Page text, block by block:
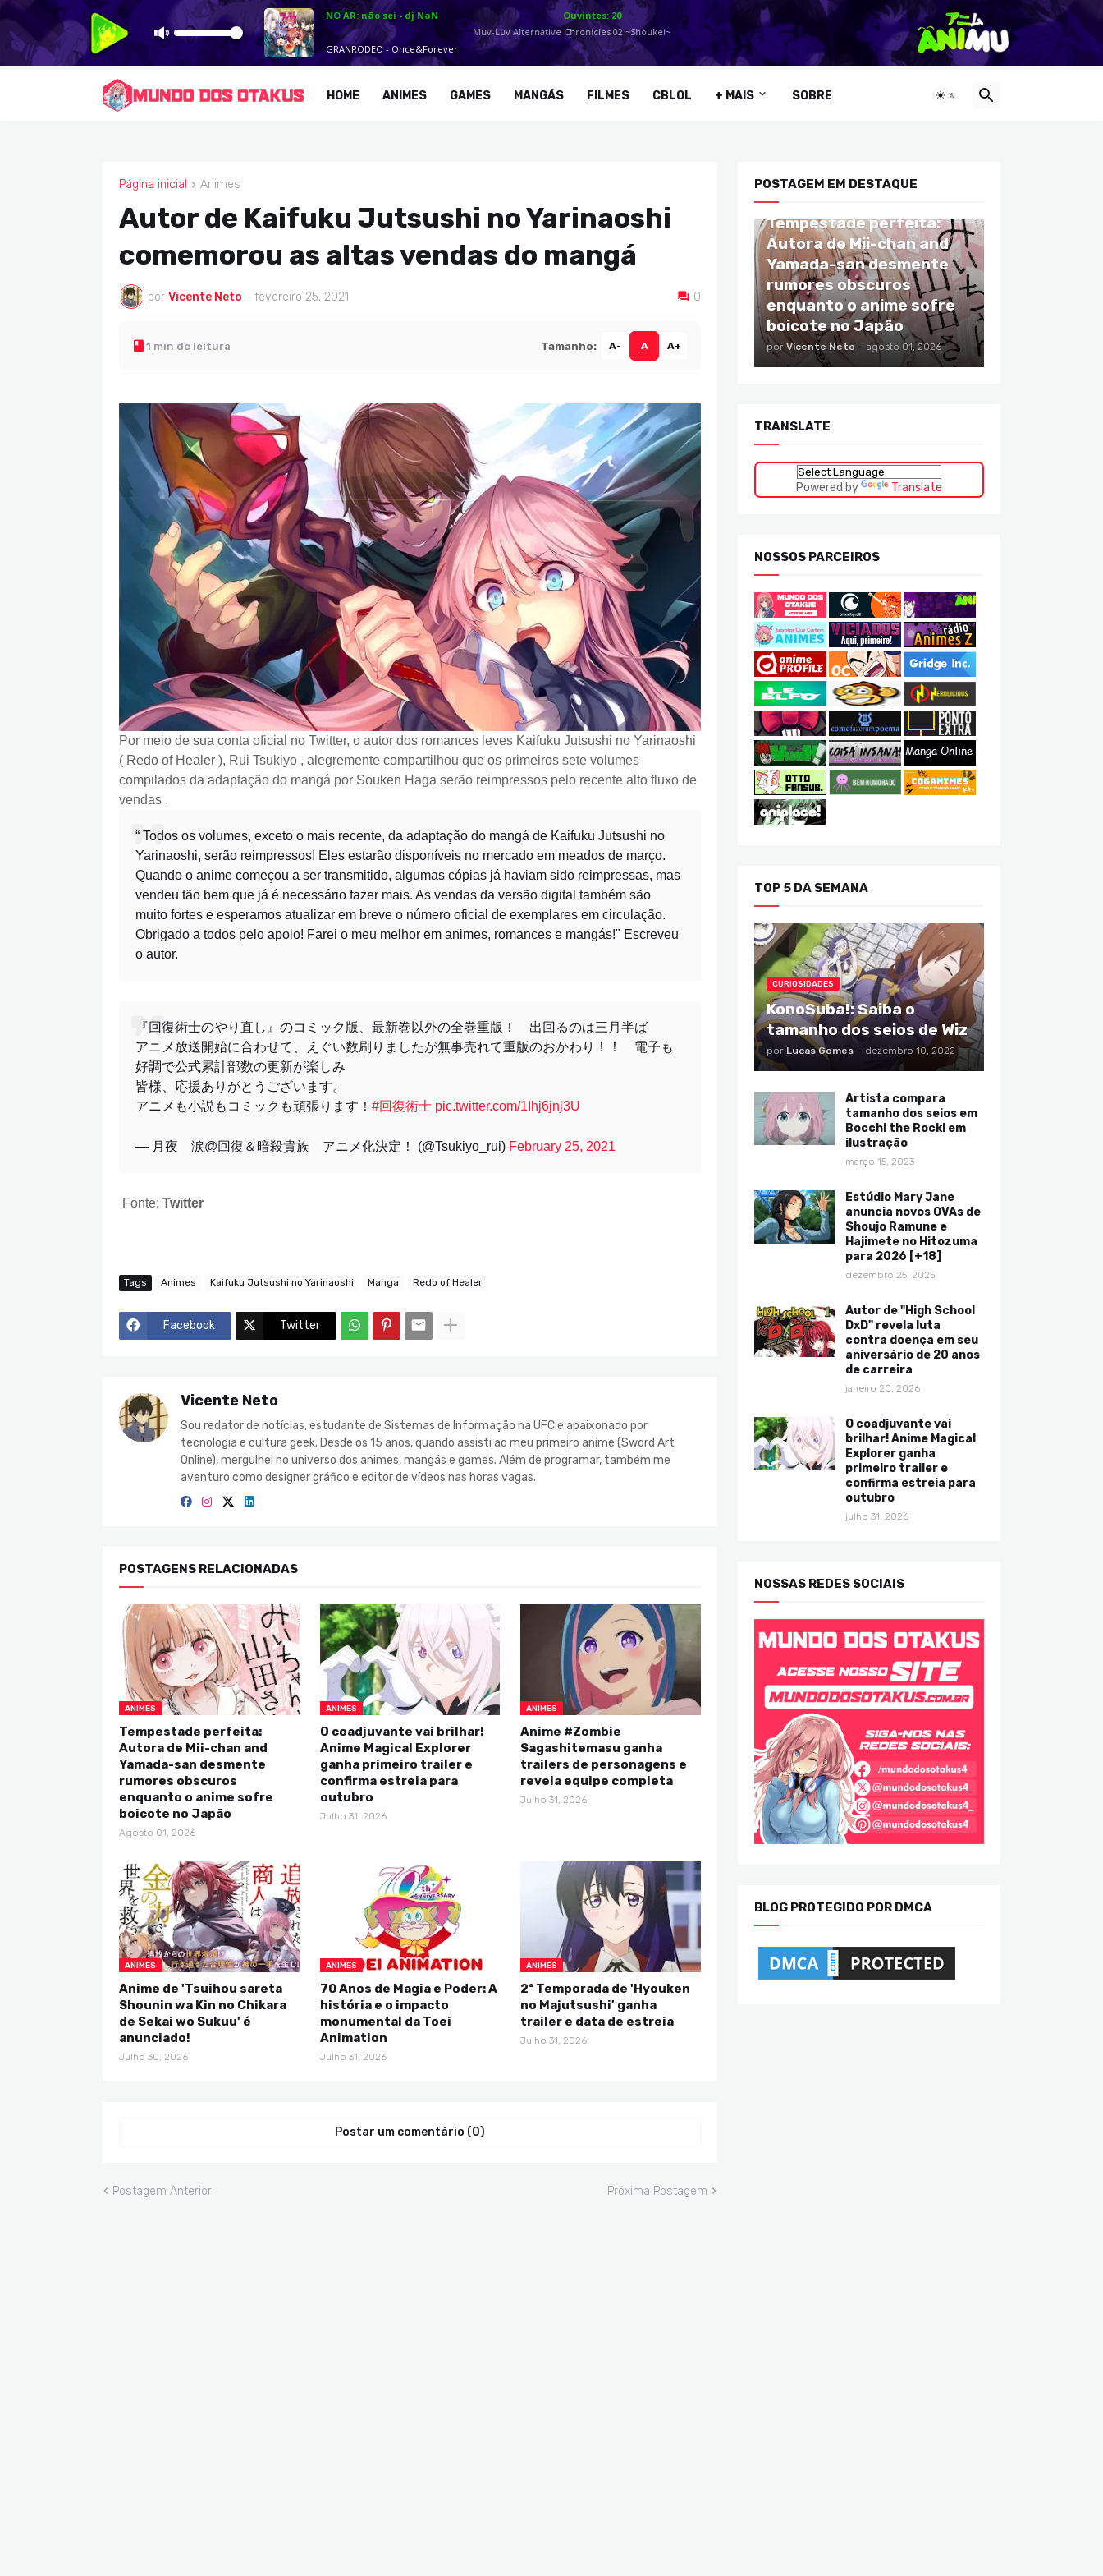
HOME ANIMES GAMES MANGÁS FILMES CBLOL + MAIS SOBRE
Página inicial Animes
ANIMES
Autor de Kaifuku Jutsushi no Yarinaoshi
comemorou as altas vendas do mangá
por Vicente Neto - fevereiro 25, 2021 0
1 min de leitura Tamanho: A- A A+
Por meio de sua conta oficial no Twitter, o autor dos romances leves Kaifuku Jutsushi no Yarinaoshi
( Redo of Healer ), Rui Tsukiyo , alegremente compartilhou que os primeiros sete volumes
compilados da adaptação do mangá por Souken Haga serão reimpressos pelo recente alto fluxo de
vendas .
“ Todos os volumes, exceto o mais recente, da adaptação do mangá de Kaifuku Jutsushi no
Yarinaoshi, serão reimpressos! Eles estarão disponíveis no mercado em meados de março.
Quando o anime começou a ser transmitido, algumas cópias já haviam sido reimpressas, mas
vendeu tão bem que já é necessário fazer mais. As vendas da versão digital também são
muito fortes e esperamos atualizar em breve o número oficial de exemplares em circulação.
Obrigado a todos pelo apoio! Farei o meu melhor em animes, romances e mangás!" Escreveu
o autor.
『回復術士のやり直し』のコミック版、最新巻以外の全巻重版！ 出回るのは三月半ば
アニメ放送開始に合わせて、えぐい数刷りましたが無事売れて重版のおかわり！！ 電子も
好調で公式累計部数の更新が楽しみ
皆様、応援ありがとうございます。
アニメも小説もコミックも頑張ります！ #回復術士 pic.twitter.com/1Ihj6jnj3U
— 月夜 涙@回復＆暗殺貴族 アニメ化決定！ (@Tsukiyo_rui) February 25, 2021
Fonte: Twitter
Tags Animes Kaifuku Jutsushi no Yarinaoshi Manga Redo of Healer
Facebook Twitter
Vicente Neto
Sou redator de notícias, estudante de Sistemas de Informação na UFC e apaixonado por
tecnologia e cultura geek. Desde os 15 anos, quando assisti ao meu primeiro anime (Sword Art
Online), mergulhei no universo dos animes, mangás e games. Além de programar, também me
aventuro como designer gráfico e editor de vídeos nas horas vagas.
POSTAGENS RELACIONADAS
ANIMES
Tempestade perfeita:
Autora de Mii-chan and
Yamada-san desmente
rumores obscuros
enquanto o anime sofre
boicote no Japão
Agosto 01, 2026
ANIMES
O coadjuvante vai brilhar!
Anime Magical Explorer
ganha primeiro trailer e
confirma estreia para
outubro
Julho 31, 2026
ANIMES
Anime #Zombie
Sagashitemasu ganha
trailers de personagens e
revela equipe completa
Julho 31, 2026
ANIMES
Anime de 'Tsuihou sareta
Shounin wa Kin no Chikara
de Sekai wo Sukuu' é
anunciado!
Julho 30, 2026
ANIMES
70 Anos de Magia e Poder: A
história e o impacto
monumental da Toei
Animation
Julho 31, 2026
ANIMES
2ª Temporada de 'Hyouken
no Majutsushi' ganha
trailer e data de estreia
Julho 31, 2026
Postar um comentário (0)
Postagem Anterior Próxima Postagem
POSTAGEM EM DESTAQUE
Tempestade perfeita:
Autora de Mii-chan and
Yamada-san desmente
rumores obscuros
enquanto o anime sofre
boicote no Japão
por Vicente Neto - agosto 01, 2026
TRANSLATE
Powered by Translate
NOSSOS PARCEIROS
TOP 5 DA SEMANA
CURIOSIDADES
KonoSuba!: Saiba o
tamanho dos seios de Wiz
por Lucas Gomes - dezembro 10, 2022
Artista compara
tamanho dos seios em
Bocchi the Rock! em
ilustração
março 15, 2023
Estúdio Mary Jane
anuncia novos OVAs de
Shoujo Ramune e
Hajimete no Hitozuma
para 2026 [+18]
dezembro 25, 2025
Autor de "High School
DxD" revela luta
contra doença em seu
aniversário de 20 anos
de carreira
janeiro 20, 2026
O coadjuvante vai
brilhar! Anime Magical
Explorer ganha
primeiro trailer e
confirma estreia para
outubro
julho 31, 2026
NOSSAS REDES SOCIAIS
BLOG PROTEGIDO POR DMCA